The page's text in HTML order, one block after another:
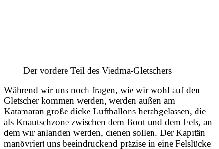
Der vordere Teil des Viedma-Gletschers
Während wir uns noch fragen, wie wir wohl auf den
Gletscher kommen werden, werden außen am
Katamaran große dicke Luftballons herabgelassen, die
als Knautschzone zwischen dem Boot und dem Fels, an
dem wir anlanden werden, dienen sollen. Der Kapitän
manövriert uns beeindruckend präzise in eine Felslücke